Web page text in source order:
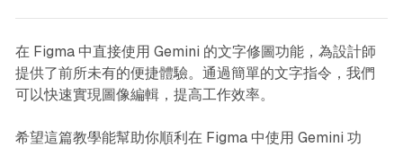
在 Figma 中直接使用 Gemini 的文字修圖功能，為設計師
提供了前所未有的便捷體驗。通過簡單的文字指令，我們
可以快速實現圖像編輯，提高工作效率。
希望這篇教學能幫助你順利在 Figma 中使用 Gemini 功